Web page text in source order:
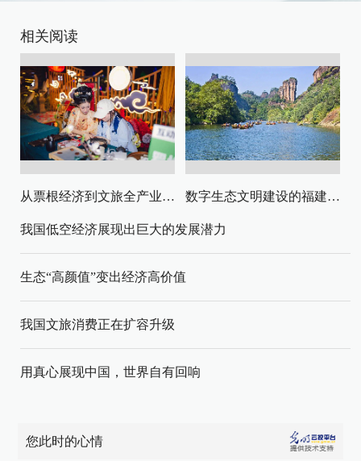
相关阅读
从票根经济到文旅全产业链升级 数字生态文明建设的福建路径与启示
我国低空经济展现出巨大的发展潜力
生态“高颜值”变出经济高价值
我国文旅消费正在扩容升级
用真心展现中国，世界自有回响
您此时的心情